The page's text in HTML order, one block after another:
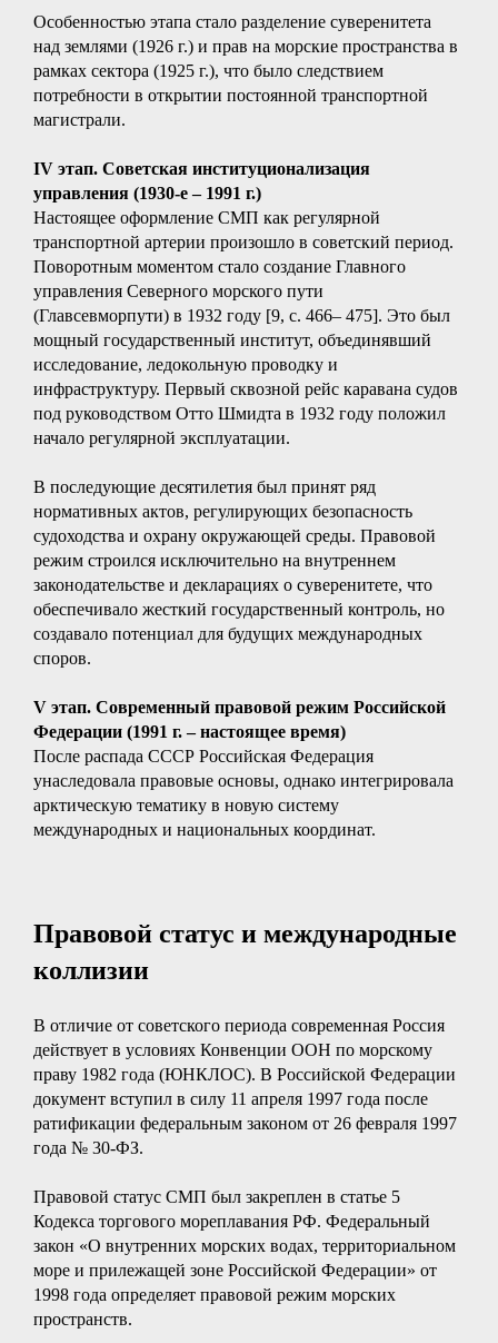
Особенностью этапа стало разделение суверенитета
над землями (1926 г.) и прав на морские пространства в
рамках сектора (1925 г.), что было следствием
потребности в открытии постоянной транспортной
магистрали.
IV этап. Советская институционализация
управления (1930-е – 1991 г.)
Настоящее оформление СМП как регулярной
транспортной артерии произошло в советский период.
Поворотным моментом стало создание Главного
управления Северного морского пути
(Главсевморпути) в 1932 году [9, с. 466– 475]. Это был
мощный государственный институт, объединявший
исследование, ледокольную проводку и
инфраструктуру. Первый сквозной рейс каравана судов
под руководством Отто Шмидта в 1932 году положил
начало регулярной эксплуатации.
В последующие десятилетия был принят ряд
нормативных актов, регулирующих безопасность
судоходства и охрану окружающей среды. Правовой
режим строился исключительно на внутреннем
законодательстве и декларациях о суверенитете, что
обеспечивало жесткий государственный контроль, но
создавало потенциал для будущих международных
споров.
V этап. Современный правовой режим Российской
Федерации (1991 г. – настоящее время)
После распада СССР Российская Федерация
унаследовала правовые основы, однако интегрировала
арктическую тематику в новую систему
международных и национальных координат.
Правовой статус и международные
коллизии
В отличие от советского периода современная Россия
действует в условиях Конвенции ООН по морскому
праву 1982 года (ЮНКЛОС). В Российской Федерации
документ вступил в силу 11 апреля 1997 года после
ратификации федеральным законом от 26 февраля 1997
года № 30-ФЗ.
Правовой статус СМП был закреплен в статье 5
Кодекса торгового мореплавания РФ. Федеральный
закон «О внутренних морских водах, территориальном
море и прилежащей зоне Российской Федерации» от
1998 года определяет правовой режим морских
пространств.